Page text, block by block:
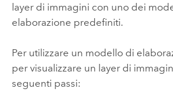
layer di immagini con uno dei
elaborazione predefiniti.
Per utilizzare un modello di
per visualizzare un layer di
seguenti passi: